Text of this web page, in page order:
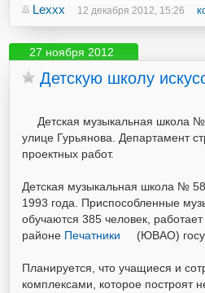
Lexxx 12 декабря 2012, 15:26
27 ноября 2012
Детскую школу
Детская музыкальная школа
улице Гурьянова. Департамент
проектных работ.
Детская музыкальная школа №
1993 года. Приспособленные
обучаются 385 человек,
районе Печатники (ЮВАО)
Планируется, что учащиеся и
комплексами, которое построят